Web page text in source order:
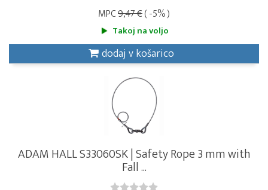
MPC9,47 €( -5% )
Takoj na voljo
dodaj v košarico
ADAM HALL S33060SK | Safety Rope 3 mm with
Fall ...